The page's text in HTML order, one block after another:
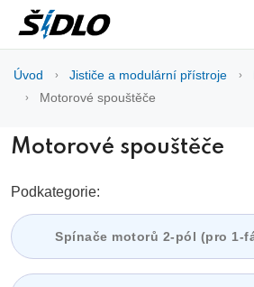
Úvod Jističe a modulární přístroje
Motorové spouštěče
Motorové spouštěče
Podkategorie:
Spínače motorů 2-pól (pro 1-